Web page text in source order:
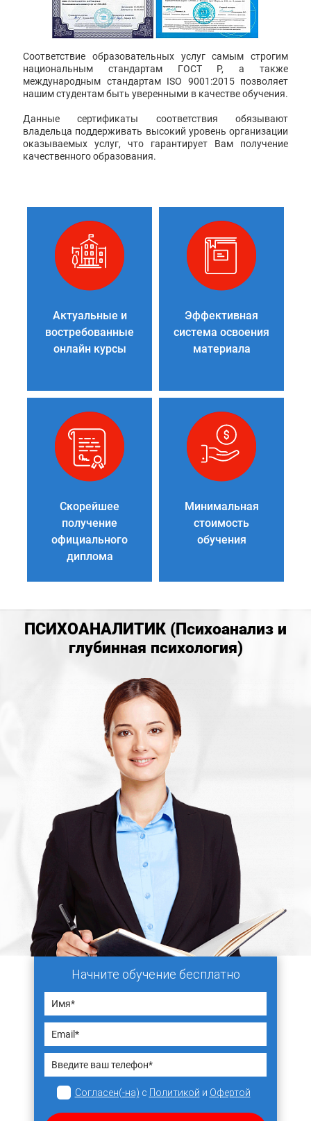
Соответствие образовательных услуг самым строгим
национальным стандартам ГОСТ Р, а также
международным стандартам ISO 9001:2015 позволяет
нашим студентам быть уверенными в качестве обучения.
Данные сертификаты соответствия обязывают
владельца поддерживать высокий уровень организации
оказываемых услуг, что гарантирует Вам получение
качественного образования.
Актуальные и
востребованные
онлайн курсы
Эффективная
система освоения
материала
Скорейшее
получение
официального
диплома
Минимальная
стоимость
обучения
ПСИХОАНАЛИТИК (Психоанализ и
глубинная психология)
Начните обучение бесплатно
Согласен(-на) с Политикой и Офертой